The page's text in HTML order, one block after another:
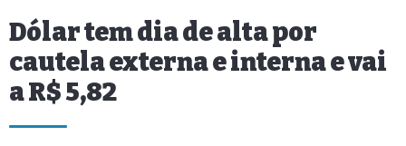
Dólar tem dia de alta por
cautela externa e interna e vai
a R$ 5,82